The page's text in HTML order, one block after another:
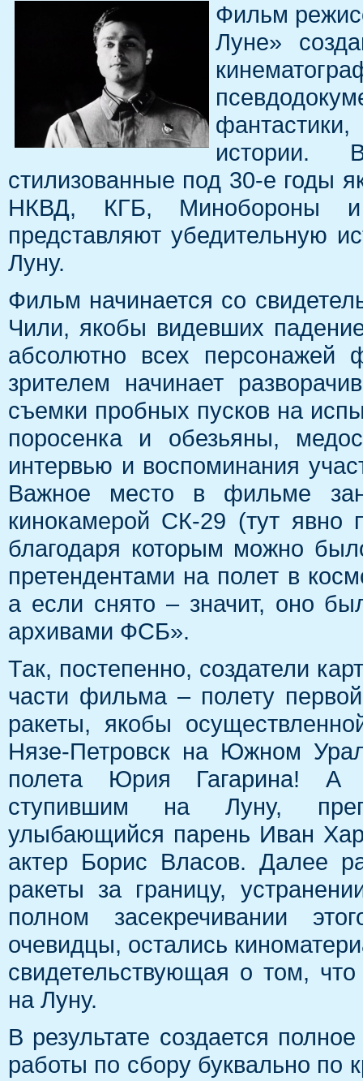
Фильм
Луне»
истории.
стилизованные под 30-е годы
НКВД, КГБ, Минобороны
представляют убедительную
Луну.
Фильм начинается со
Чили, якобы видевших
абсолютно всех персонажей
зрителем начинает
съемки пробных пусков на
поросенка и обезьяны,
интервью и воспоминания
Важное место в фильме
кинокамерой СК-29 (тут явно
благодаря которым можно
претендентами на полет в
а если снято – значит, оно
архивами ФСБ».
Так, постепенно, создатели
части фильма – полету
ракеты, якобы
Нязе-Петровск на Южном
полета Юрия Гагарина! А
ступившим на Луну,
улыбающийся парень Иван
актер Борис Власов. Далее
ракеты за границу,
полном засекречивании
очевидцы, остались
свидетельствующая о том,
на Луну.
В результате создается
работы по сбору буквально по